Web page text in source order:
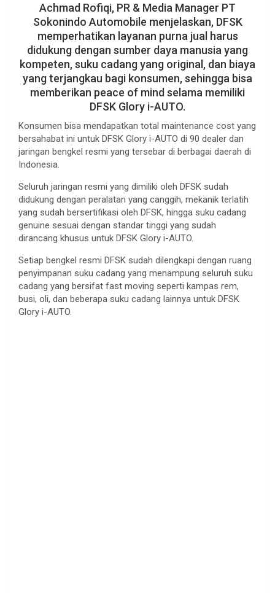
Achmad Rofiqi, PR & Media Manager PT
Sokonindo Automobile menjelaskan, DFSK
memperhatikan layanan purna jual harus
didukung dengan sumber daya manusia yang
kompeten, suku cadang yang original, dan biaya
yang terjangkau bagi konsumen, sehingga bisa
memberikan peace of mind selama memiliki
DFSK Glory i-AUTO.
Konsumen bisa mendapatkan total maintenance cost yang
bersahabat ini untuk DFSK Glory i-AUTO di 90 dealer dan
jaringan bengkel resmi yang tersebar di berbagai daerah di
Indonesia.
Seluruh jaringan resmi yang dimiliki oleh DFSK sudah
didukung dengan peralatan yang canggih, mekanik terlatih
yang sudah bersertifikasi oleh DFSK, hingga suku cadang
genuine sesuai dengan standar tinggi yang sudah
dirancang khusus untuk DFSK Glory i-AUTO.
Setiap bengkel resmi DFSK sudah dilengkapi dengan ruang
penyimpanan suku cadang yang menampung seluruh suku
cadang yang bersifat fast moving seperti kampas rem,
busi, oli, dan beberapa suku cadang lainnya untuk DFSK
Glory i-AUTO.